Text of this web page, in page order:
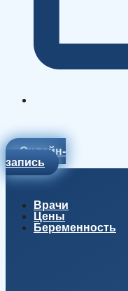
Онлайн-
запись
Врачи
Цены
Беременность